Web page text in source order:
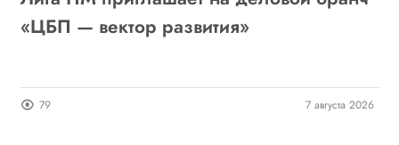
«ЦБП — вектор развития»
79 7 августа 2026